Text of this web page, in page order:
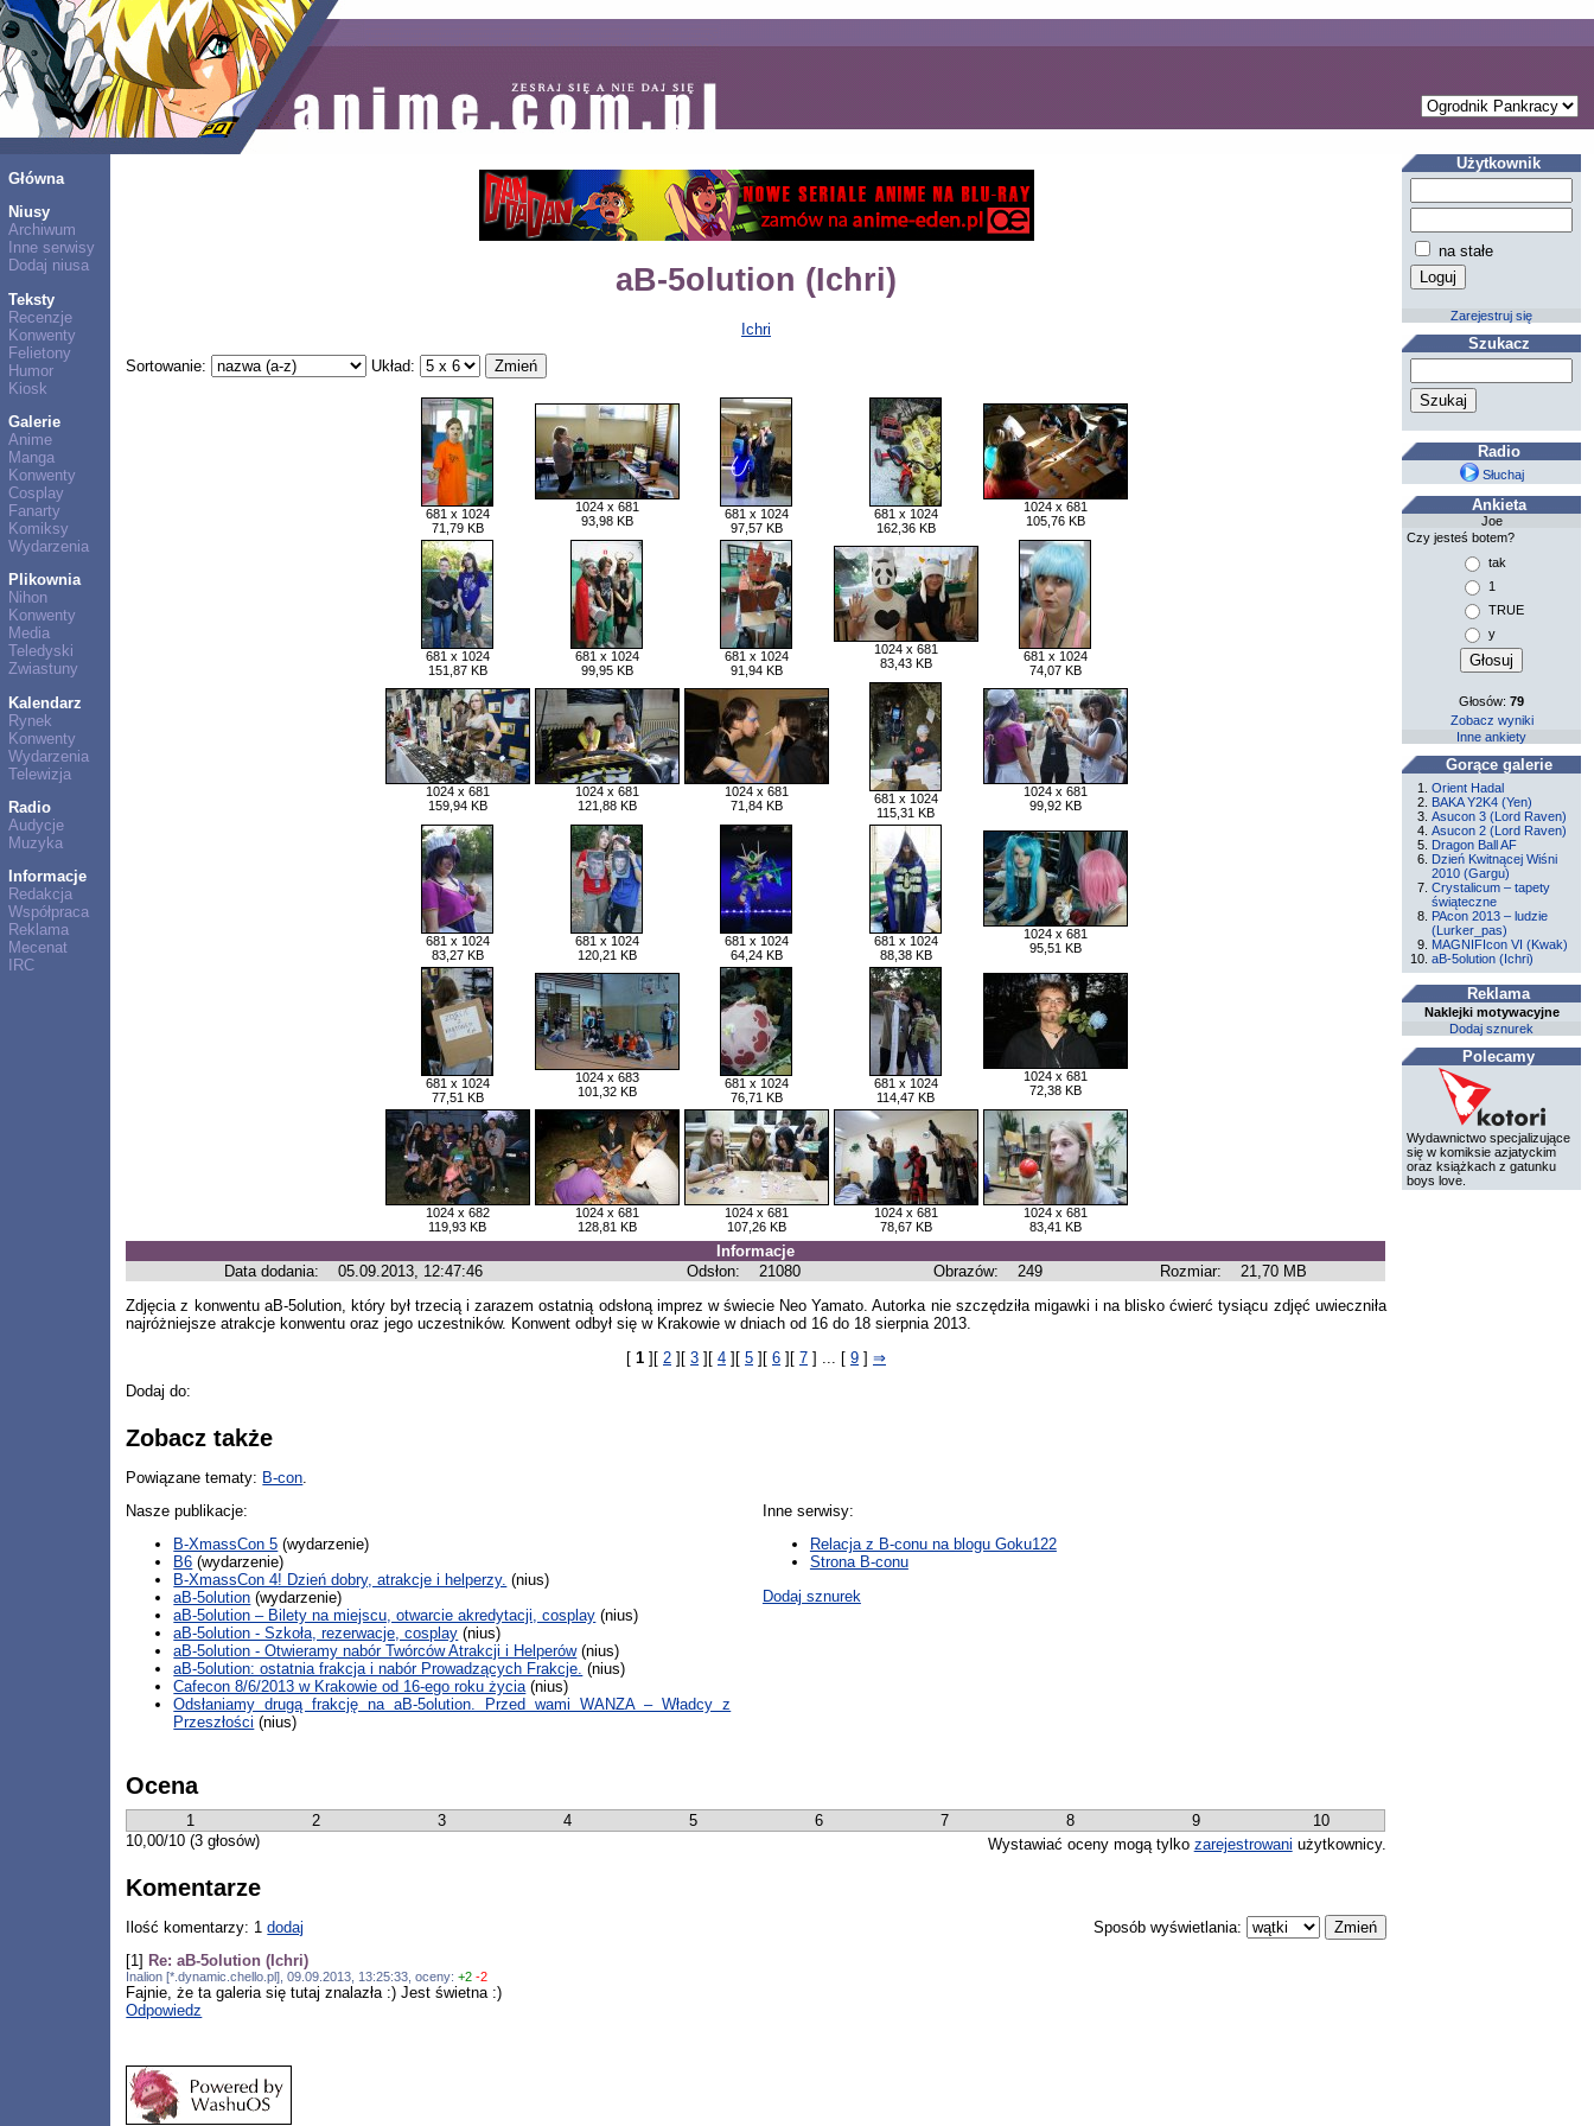
Główna
Niusy
Archiwum
Inne serwisy
Dodaj niusa
Teksty
Recenzje
Konwenty
Felietony
Humor
Kiosk
Galerie
Anime
Manga
Konwenty
Cosplay
Fanarty
Komiksy
Wydarzenia
Plikownia
Nihon
Konwenty
Media
Teledyski
Zwiastuny
Kalendarz
Rynek
Konwenty
Wydarzenia
Telewizja
Radio
Audycje
Muzyka
Informacje
Redakcja
Współpraca
Reklama
Mecenat
IRC
aB-5olution (Ichri)
Ichri
Sortowanie: Układ:
681 x 1024
71,79 KB
1024 x 681
93,98 KB
681 x 1024
97,57 KB
681 x 1024
162,36 KB
1024 x 681
105,76 KB
681 x 1024
151,87 KB
681 x 1024
99,95 KB
681 x 1024
91,94 KB
1024 x 681
83,43 KB
681 x 1024
74,07 KB
1024 x 681
159,94 KB
1024 x 681
121,88 KB
1024 x 681
71,84 KB
681 x 1024
115,31 KB
1024 x 681
99,92 KB
681 x 1024
83,27 KB
681 x 1024
120,21 KB
681 x 1024
64,24 KB
681 x 1024
88,38 KB
1024 x 681
95,51 KB
681 x 1024
77,51 KB
1024 x 683
101,32 KB
681 x 1024
76,71 KB
681 x 1024
114,47 KB
1024 x 681
72,38 KB
1024 x 682
119,93 KB
1024 x 681
128,81 KB
1024 x 681
107,26 KB
1024 x 681
78,67 KB
1024 x 681
83,41 KB
Informacje
Data dodania:
05.09.2013, 12:47:46 Odsłon: 21080 Obrazów: 249 Rozmiar:
21,70 MB
Zdjęcia z konwentu aB-5olution, który był trzecią i zarazem ostatnią odsłoną imprez w świecie Neo Yamato. Autorka nie szczędziła migawki i na blisko ćwierć tysiącu zdjęć uwieczniła
najróżniejsze atrakcje konwentu oraz jego uczestników. Konwent odbył się w Krakowie w dniach od 16 do 18 sierpnia 2013.
[ 1 ][ 2 ][ 3 ][ 4 ][ 5 ][ 6 ][ 7 ] ... [ 9 ] ⇒
Dodaj do:
Zobacz także
Powiązane tematy: B-con
Nasze publikacje:
B-XmassCon 5 (wydarzenie)
B6 (wydarzenie)
B-XmassCon 4! Dzień dobry, atrakcje i helperzy. (nius)
aB-5olution (wydarzenie)
aB-5olution – Bilety na miejscu, otwarcie akredytacji, cosplay (nius)
aB-5olution - Szkoła, rezerwacje, cosplay (nius)
aB-5olution - Otwieramy nabór Twórców Atrakcji i Helperów(nius)
aB-5olution: ostatnia frakcja i nabór Prowadzących Frakcje. (nius)
Cafecon 8/6/2013 w Krakowie od 16-ego roku życia(nius)
Odsłaniamy drugą frakcję na aB-5olution. Przed wami WANZA – Władcy z
Przeszłości (nius)
Inne serwisy:
Relacja z B-conu na blogu Goku122
Strona B-conu
Dodaj sznurek
Ocena
1 2 3 4 5 6 7 8 9
10
Wystawiać oceny mogą tylko zarejestrowani użytkownicy.
10,00/10 (3 głosów)
Komentarze
Sposób wyświetlania:
Ilość komentarzy: 1dodaj
[1] Re: aB-5olution (Ichri)
Inalion [*.dynamic.chello.pl], 09.09.2013, 13:25:33, oceny:+2 -2
Fajnie, że ta galeria się tutaj znalazła :) Jest świetna :)
Odpowiedz
Użytkownik
na stałe
Zarejestruj się
Szukacz
Radio
Słuchaj
Ankieta
Joe
Czy jesteś botem?
tak
1
TRUE
y
Głosów:79
Zobacz wyniki
Inne ankiety
Gorące galerie
Orient Hadal
BAKA Y2K4 (Yen)
Asucon 3 (Lord Raven)
Asucon 2 (Lord Raven)
Dragon Ball AF
Dzień Kwitnącej Wiśni
2010 (Gargu)
Crystalicum – tapety
świąteczne
PAcon 2013 – ludzie
(Lurker_pas)
MAGNIFIcon VI (Kwak)
aB-5olution (Ichri)
Reklama
Naklejki motywacyjne
Dodaj sznurek
Polecamy
Wydawnictwo specjalizujące
się w komiksie azjatyckim
oraz książkach z gatunku
boys love.